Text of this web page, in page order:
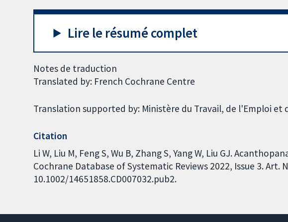
Lire le résumé complet
Notes de traduction
Translated by: French Cochrane Centre
Translation supported by: Ministère du Travail, de l'Emploi et
Citation
Li W, Liu M, Feng S, Wu B, Zhang S, Yang W, Liu GJ.
Cochrane Database of Systematic Reviews 2022, Issue 3. Art.
10.1002/14651858.CD007032.pub2.